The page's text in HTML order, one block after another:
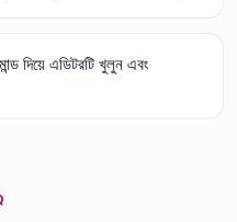
দিয়ে এডিটরটি খুলুন এবং